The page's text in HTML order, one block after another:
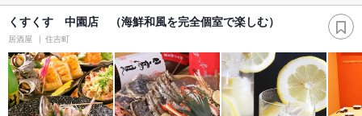
くすくす 中園店 （海鮮和風を完全個室で楽しむ）
居酒屋 住吉町